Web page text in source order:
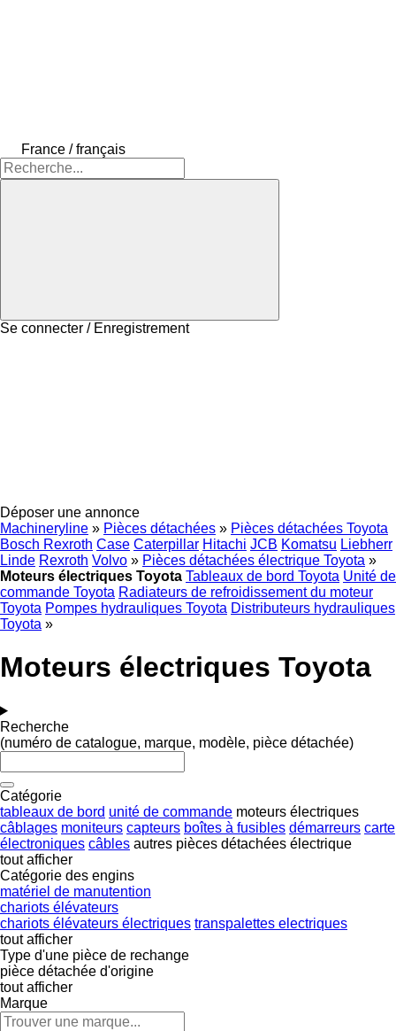
France / français
Se connecter / Enregistrement
Déposer une annonce
Machineryline » Pièces détachées » Pièces détachées Toyota
Bosch Rexroth Case Caterpillar Hitachi JCB Komatsu Liebherr
Linde Rexroth Volvo » Pièces détachées électrique Toyota »
Moteurs électriques Toyota Tableaux de bord Toyota Unité de
commande Toyota Radiateurs de refroidissement du moteur
Toyota Pompes hydrauliques Toyota Distributeurs hydrauliques
Toyota »
Moteurs électriques Toyota
Recherche
(numéro de catalogue, marque, modèle, pièce détachée)
Catégorie
tableaux de bord unité de commande moteurs électriques
câblages moniteurs capteurs boîtes à fusibles démarreurs carte
électroniques câbles autres pièces détachées électrique
tout afficher
Catégorie des engins
matériel de manutention
chariots élévateurs
chariots élévateurs électriques transpalettes electriques
tout afficher
Type d'une pièce de rechange
pièce détachée d'origine
tout afficher
Marque